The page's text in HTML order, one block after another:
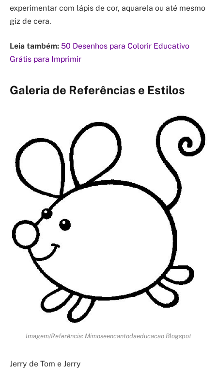
experimentar com lápis de cor, aquarela ou até mesmo
giz de cera.
Leia também: 50 Desenhos para Colorir Educativo
Grátis para Imprimir
Galeria de Referências e Estilos
Imagem/Referência: Mimoseencantodaeducacao Blogspot
Jerry de Tom e Jerry